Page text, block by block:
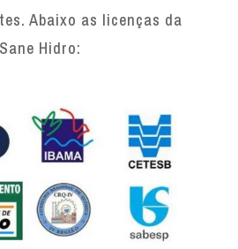
Abaixo as licenças da
Sane Hidro: